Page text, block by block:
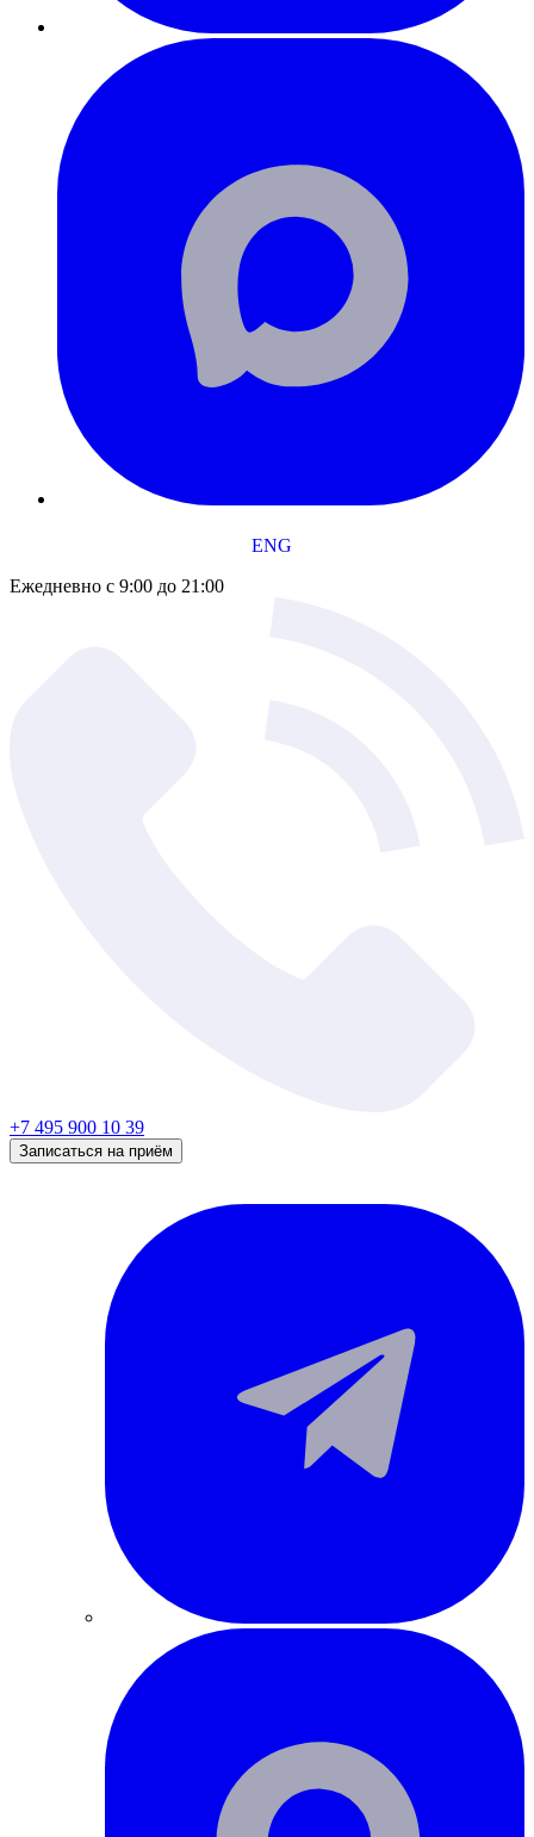
ENG
Ежедневно с 9:00 до 21:00
+7 495 900 10 39
Записаться на приём